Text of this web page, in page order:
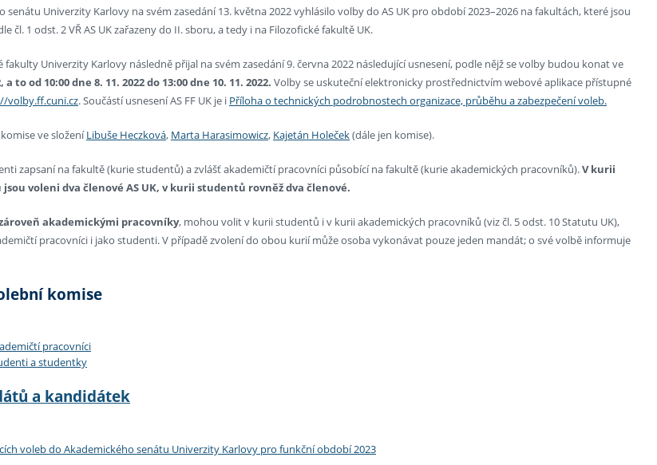
E-shop fakulty
Výběrová řízení
Vydavatelství FF UK
řízení Univerzita třetího věku
Podpora a benefity pro studující
Publikace
East and Central European Studies
senátu Univerzity Karlovy na svém zasedání 13. května 2022 vyhlásilo volby do AS UK pro období 2023–2026 na fakultách, které jsou
čl. 1 odst. 2 VŘ AS UK zařazeny do II. sboru, a tedy i na Filozofické fakultě UK.
fakulty Univerzity Karlovy následně přijal na svém zasedání 9. června 2022 následující usnesení, podle nějž se volby budou konat ve
to od 10:00 dne 8. 11. 2022 do 13:00 dne 10. 11. 2022. Volby se uskuteční elektronicky prostřednictvím webové aplikace přístupné
volby.ff.cuni.cz. Součástí usnesení AS FF UK je i Příloha o technických podrobnostech organizace, průběhu a zabezpečení voleb.
ve složeníLibuše Heczková, Marta Harasimowicz, Kajetán Holeček(dále jen komise).
zapsaní na fakultě (kurie studentů) a zvlášť akademičtí pracovníci působící na fakultě (kurie akademických pracovníků).V kurii
voleni dva členové AS UK, v kurii studentů rovněž dva členové.
akademickými pracovníky, mohou volit v kurii studentů i v kurii akademických pracovníků (viz čl. 5 odst. 10 Statutu UK),
pracovníci i jako studenti. V případě zvolení do obou kurií může osoba vykonávat pouze jeden mandát; o své volbě informuje
komise
pracovníci
a studentky
a kandidátek
voleb do Akademického senátu Univerzity Karlovy pro funkční období 2023